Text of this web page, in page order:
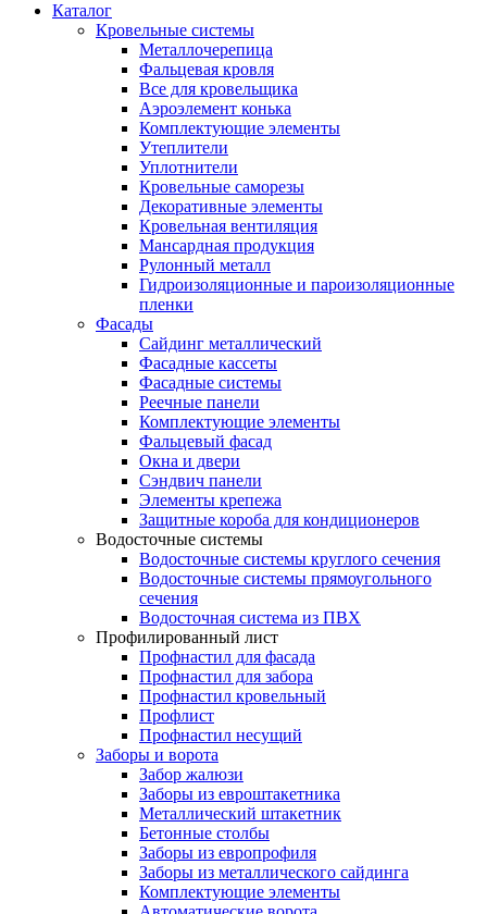
Каталог
Кровельные системы
Металлочерепица
Фальцевая кровля
Все для кровельщика
Аэроэлемент конька
Комплектующие элементы
Утеплители
Уплотнители
Кровельные саморезы
Декоративные элементы
Кровельная вентиляция
Мансардная продукция
Рулонный металл
Гидроизоляционные и пароизоляционные
пленки
Фасады
Сайдинг металлический
Фасадные кассеты
Фасадные системы
Реечные панели
Комплектующие элементы
Фальцевый фасад
Окна и двери
Сэндвич панели
Элементы крепежа
Защитные короба для кондиционеров
Водосточные системы
Водосточные системы круглого сечения
Водосточные системы прямоугольного
сечения
Водосточная система из ПВХ
Профилированный лист
Профнастил для фасада
Профнастил для забора
Профнастил кровельный
Профлист
Профнастил несущий
Заборы и ворота
Забор жалюзи
Заборы из евроштакетника
Металлический штакетник
Бетонные столбы
Заборы из европрофиля
Заборы из металлического сайдинга
Комплектующие элементы